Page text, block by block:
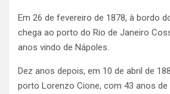
Em 26 de fevereiro de 1878, à bordo
chega ao porto do Rio de Janeiro
anos vindo de Nápoles.
Dez anos depois, em 10 de abril de
porto Lorenzo Cione, com 43 anos de